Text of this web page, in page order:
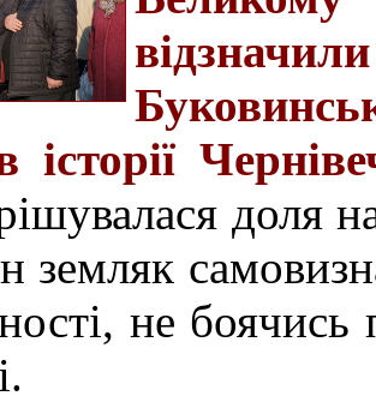
історії
доля
земляк
не